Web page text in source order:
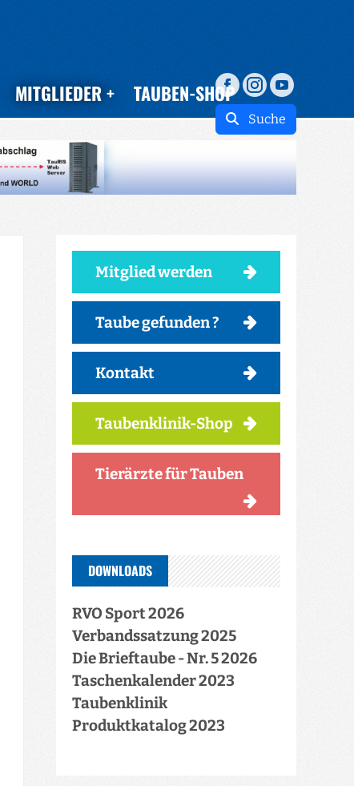
MITGLIEDER
TAUBEN-SHOP
Suche
Mitglied werden
Taube gefunden ?
Kontakt
Taubenklinik-Shop
Tierärzte für Tauben
DOWNLOADS
RVO Sport 2026
Verbandssatzung 2025
Die Brieftaube - Nr. 5 2026
Taschenkalender 2023
Taubenklinik
Produktkatalog 2023